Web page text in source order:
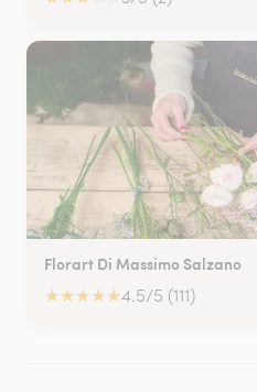
Florart Di Massimo Salzano
★★★★★4.5/5 (111)